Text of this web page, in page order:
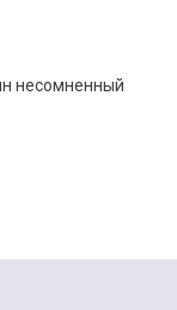
несомненный